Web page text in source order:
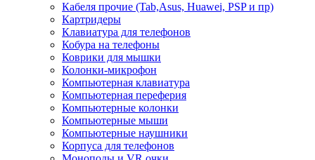
Кабеля прочие (Tab,Asus, Huawei, PSP и пр)
Картридеры
Клавиатура для телефонов
Кобура на телефоны
Коврики для мышки
Колонки-микрофон
Компьютерная клавиатура
Компьютерная переферия
Компьютерные колонки
Компьютерные мыши
Компьютерные наушники
Корпуса для телефонов